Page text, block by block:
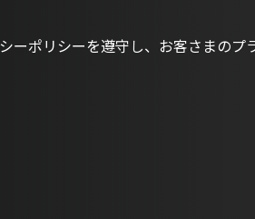
ポリシーを遵守し、お客さまのプ